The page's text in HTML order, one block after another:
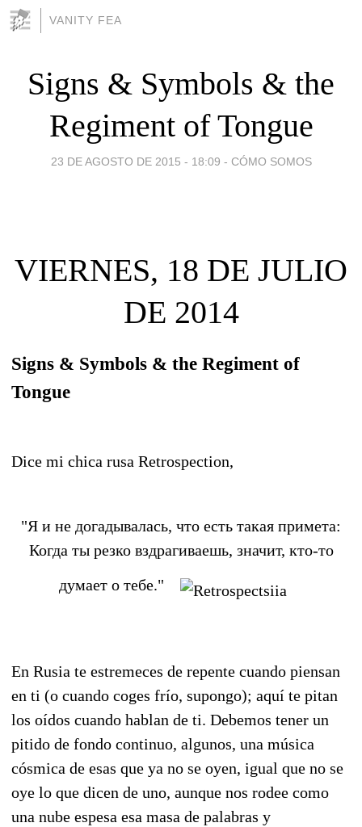
VANITY FEA
Signs & Symbols & the
Regiment of Tongue
23 DE AGOSTO DE 2015 - 18:09 - CÓMO SOMOS
VIERNES, 18 DE JULIO
DE 2014
Signs & Symbols & the Regiment of
Tongue
Dice mi chica rusa Retrospection,
"Я и не догадывалась, что есть такая примета:
Когда ты резко вздрагиваешь, значит, кто-то
думает о тебе."
En Rusia te estremeces de repente cuando piensan
en ti (o cuando coges frío, supongo); aquí te pitan
los oídos cuando hablan de ti. Debemos tener un
pitido de fondo continuo, algunos, una música
cósmica de esas que ya no se oyen, igual que no se
oye lo que dicen de uno, aunque nos rodee como
una nube espesa esa masa de palabras y